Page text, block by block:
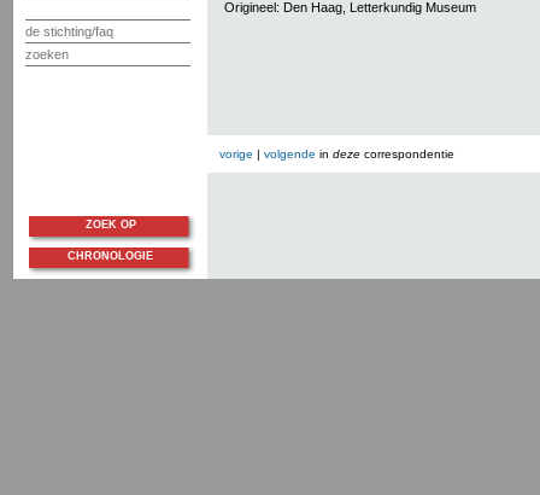
de stichting/faq
zoeken
Origineel: Den Haag, Letterkundig Museum
vorige | volgende in deze correspondentie
ZOEK OP
CHRONOLOGIE